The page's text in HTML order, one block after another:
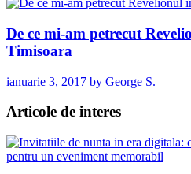
De ce mi-am petrecut
Timisoara
ianuarie 3, 2017 by George S.
Articole de interes